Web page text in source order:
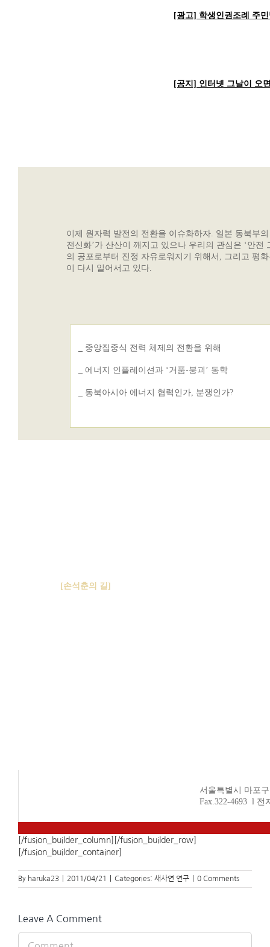
[광고] 학생인권조례 주
[공지] 인터넷 그날이 오
이제 원자력 발전의 전환을 이슈화하자. 일본 동북부
전신화’가 산산이 깨지고 있으나 우리의 관심은 ‘안
의 공포로부터 진정 자유로워지기 위해서, 그리고 평
이 다시 일어서고 있다.
중앙집중식 전력 체제의 전환을 위해
에너지 인플레이션과 ‘거품-붕괴’ 동학
동북아시아 에너지 협력인가, 분쟁인가?
[손석춘의 길]
서울특별시 마포
Fax.322-4693 l 전
[/fusion_builder_column][/fusion_builder_row]
[/fusion_builder_container]
By haruka23 2011/04/21 Categories: 새사연 연구 0 Comments
Leave A Comment